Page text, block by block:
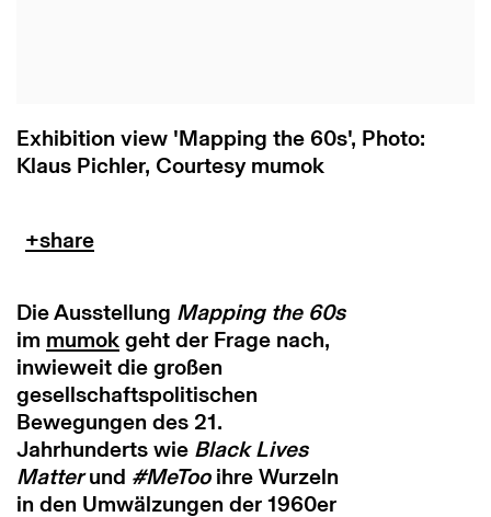
Exhibition view 'Mapping the 60s', Photo:
Klaus Pichler, Courtesy mumok
Die Ausstellung Mapping the 60s
im mumok geht der Frage nach,
inwieweit die großen
gesellschaftspolitischen
Bewegungen des 21.
Jahrhunderts wie Black Lives
Matterund #MeTooihre Wurzeln
in den Umwälzungen der 1960er